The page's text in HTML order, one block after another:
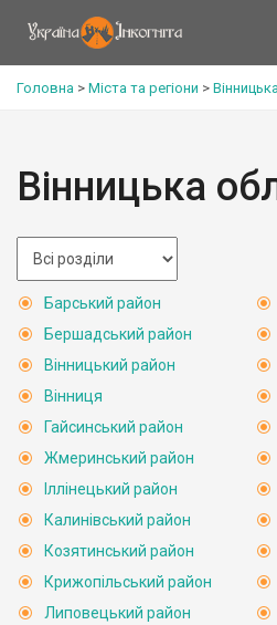
Головна > Міста та регіони >
Вінницька
Барський район
Бершадський район
Вінницький район
Вінниця
Гайсинський район
Жмеринський район
Іллінецький район
Калинівський район
Козятинський район
Крижопільський район
Липовецький район